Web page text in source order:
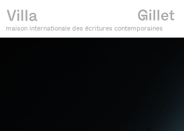
maison internationale des écritures contemporaines